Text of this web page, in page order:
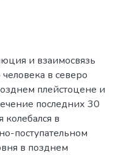
и взаимосвязь
в северо
плейстоцене и
последних 30
колебался в
поступательном
в позднем